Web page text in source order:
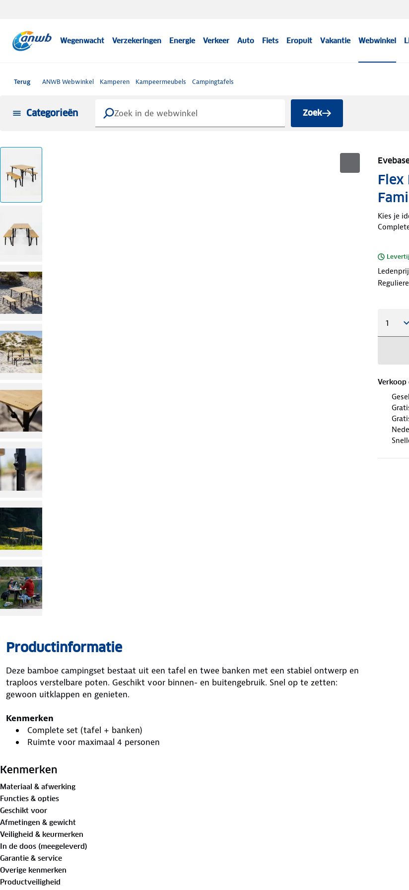
Wegenwacht Verzekeringen Energie Verkeer Auto Fiets Eropuit Vakantie Webwinkel
Terug ANWB Webwinkel Kamperen Kampeermeubels Campingtafels
Categorieën Zoek
Flex
Kies je
Verkoop
Productinformatie
Deze bamboe campingset bestaat uit een tafel en twee banken met een stabiel ontwerp en
traploos verstelbare poten. Geschikt voor binnen- en buitengebruik. Snel op te zetten:
gewoon uitklappen en genieten.
Kenmerken
Complete set (tafel + banken)
Ruimte voor maximaal 4 personen
Ruimtebesparend kampeerontwerp
Waterafstotende bamboetafel (100 kg)
Stevige en stabiele zitting (200 kg)
Geschikt voor binnen- en buitengebruik
Over EveBase
EveBase® is opgericht door Dick en Willem de Wit en is gevestigd in Nederland. Dit
Nederlandse merk streeft naar een wereld waarin mensen zelfstandig kunnen leven en
werken. De eerste productlijn van EveBase werd gelanceerd in 2022. Tegenwoordig zijn hun
producten verkrijgbaar in meer dan 15 landen en 500 winkels in heel Europa. Wil je meer
Kenmerken
Materiaal & afwerking
Functies & opties
Geschikt voor
Afmetingen & gewicht
Veiligheid & keurmerken
In de doos (meegeleverd)
Garantie & service
Overige kenmerken
Productveiligheid